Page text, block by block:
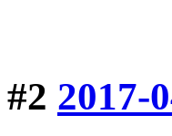
#2 2017-